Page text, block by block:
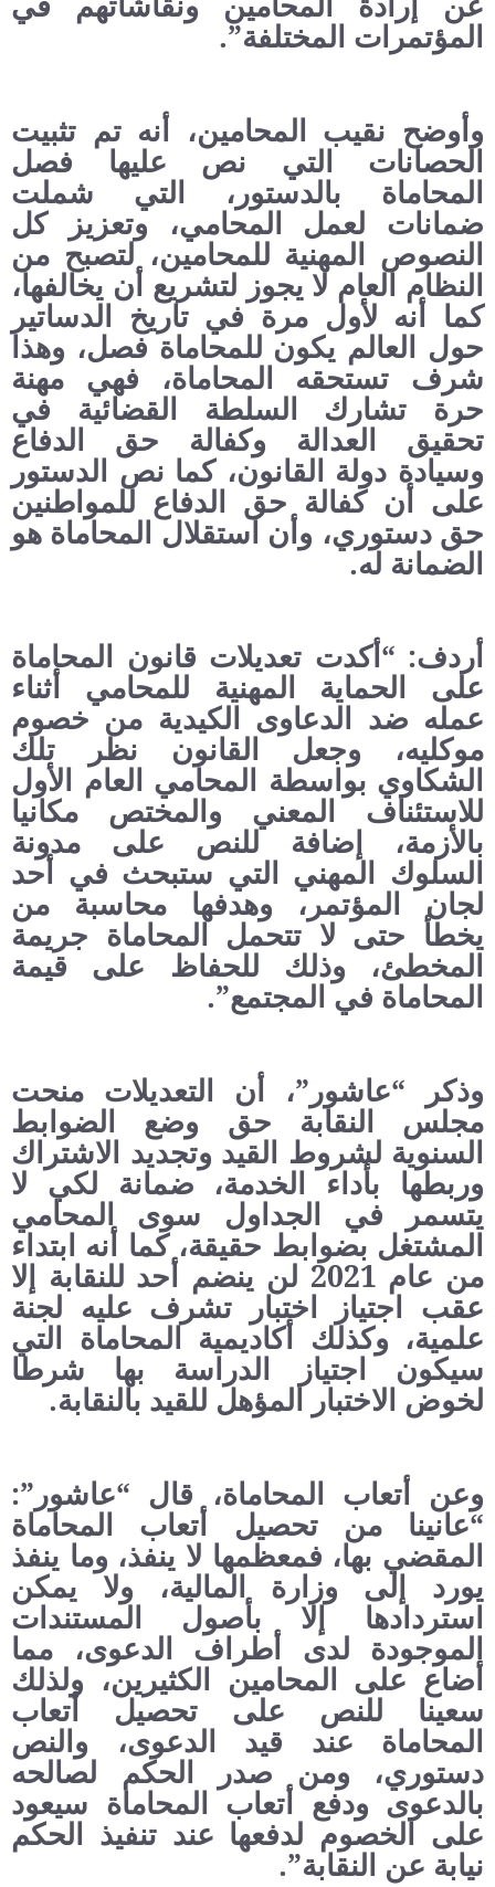
المؤتمرات المختلفة”.
وأوضح نقيب المحامين، أنه تم تثبيت
الحصانات التي نص عليها فصل
المحاماة بالدستور، التي شملت
ضمانات لعمل المحامي، وتعزيز كل
النصوص المهنية للمحامين، لتصبح من
النظام العام لا يجوز لتشريع أن يخالفها،
كما أنه لأول مرة في تاريخ الدساتير
حول العالم يكون للمحاماة فصل، وهذا
شرف تستحقه المحاماة، فهي مهنة
حرة تشارك السلطة القضائية في
تحقيق العدالة وكفالة حق الدفاع
وسيادة دولة القانون، كما نص الدستور
على أن كفالة حق الدفاع للمواطنين
حق دستوري، وأن استقلال المحاماة هو
الضمانة له.
أردف: “أكدت تعديلات قانون المحاماة
على الحماية المهنية للمحامي أثناء
عمله ضد الدعاوى الكيدية من خصوم
موكليه، وجعل القانون نظر تلك
الشكاوي بواسطة المحامي العام الأول
للاستئناف المعني والمختص مكانيا
بالأزمة، إضافة للنص على مدونة
السلوك المهني التي ستبحث في أحد
لجان المؤتمر، وهدفها محاسبة من
يخطأ حتى لا تتحمل المحاماة جريمة
المخطئ، وذلك للحفاظ على قيمة
المحاماة في المجتمع”.
وذكر “عاشور”، أن التعديلات منحت
مجلس النقابة حق وضع الضوابط
السنوية لشروط القيد وتجديد الاشتراك
وربطها بأداء الخدمة، ضمانة لكي لا
يتسمر في الجداول سوى المحامي
المشتغل بضوابط حقيقة، كما أنه ابتداء
من عام 2021 لن ينضم أحد للنقابة إلا
عقب اجتياز اختبار تشرف عليه لجنة
علمية، وكذلك أكاديمية المحاماة التي
سيكون اجتياز الدراسة بها شرطا
لخوض الاختبار المؤهل للقيد بالنقابة.
وعن أتعاب المحاماة، قال “عاشور”:
“عانينا من تحصيل أتعاب المحاماة
المقضي بها، فمعظمها لا ينفذ، وما ينفذ
يورد إلى وزارة المالية، ولا يمكن
استردادها إلا بأصول المستندات
الموجودة لدى أطراف الدعوى، مما
أضاع على المحامين الكثيرين، ولذلك
سعينا للنص على تحصيل أتعاب
المحاماة عند قيد الدعوى، والنص
دستوري، ومن صدر الحكم لصالحه
بالدعوى ودفع أتعاب المحاماة سيعود
على الخصوم لدفعها عند تنفيذ الحكم
نيابة عن النقابة”.